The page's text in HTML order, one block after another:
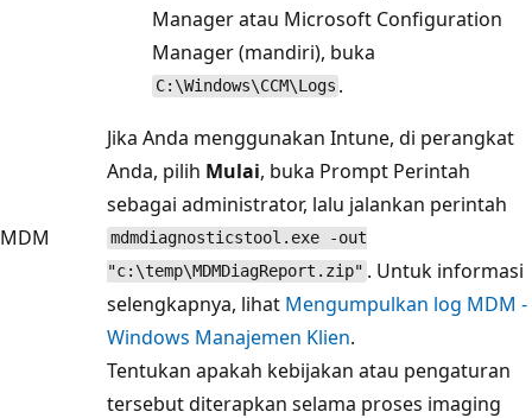
Manager atau Microsoft Configuration
Manager (mandiri), buka
C:\Windows\CCM\Logs .
MDM
Jika Anda menggunakan Intune, di perangkat
Anda, pilih Mulai, buka Prompt Perintah
sebagai administrator, lalu jalankan perintah
mdmdiagnosticstool.exe -out
"c:\temp\MDMDiagReport.zip" . Untuk informasi
selengkapnya, lihat Mengumpulkan log MDM -
Windows Manajemen Klien.
Tentukan apakah kebijakan atau pengaturan
tersebut diterapkan selama proses imaging